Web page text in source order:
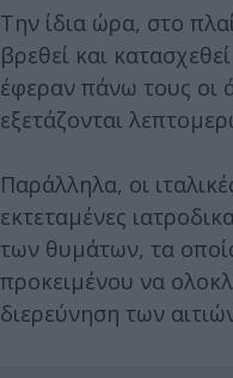
Την ίδια ώρα, στο
βρεθεί και
έφεραν πάνω τους οι
εξετάζονται
Παράλληλα, οι
εκτεταμένες
των θυμάτων, τα
προκειμένου να
διερεύνηση των